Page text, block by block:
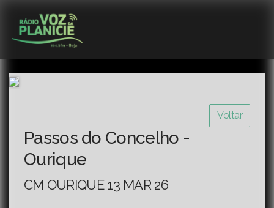
Voltar
Passos do Concelho -
Ourique
CM OURIQUE 13 MAR 26